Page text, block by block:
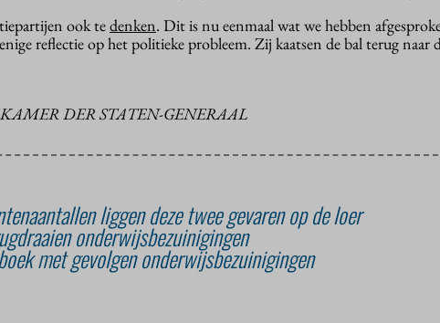
ook tedenken. Dit is nu eenmaal wat we hebben
reflectie op het politieke probleem. Zij kaatsen de bal terug naar
DER STATEN-GENERAAL
liggen deze twee gevaren op de loer
onderwijsbezuinigingen
met gevolgen onderwijsbezuinigingen